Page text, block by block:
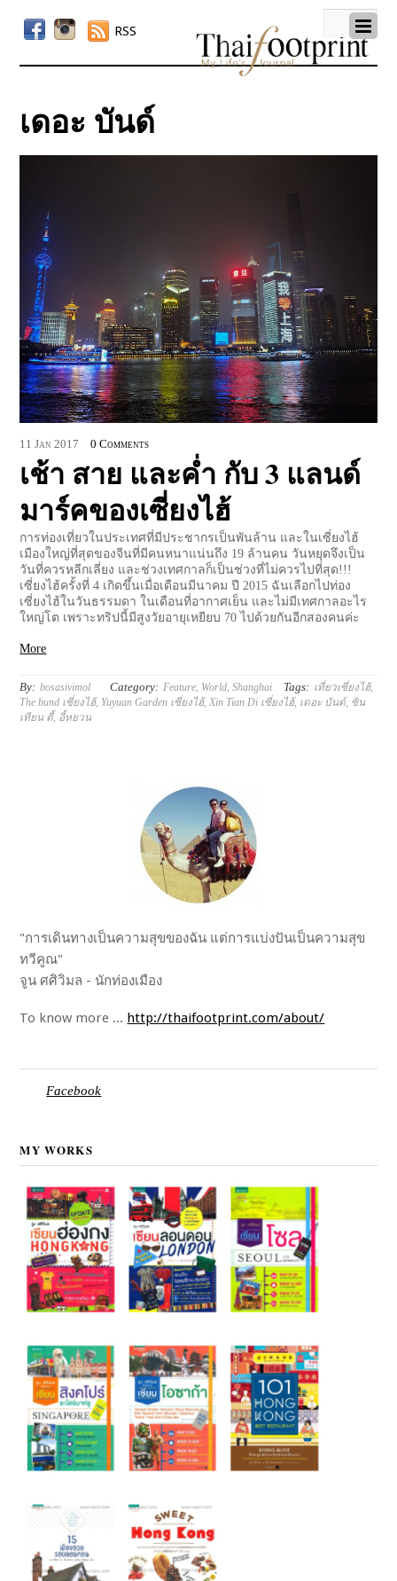
RSS
เดอะ บันด์
11 Jan 2017 0 Comments
เช้า สาย และค่ำ กับ 3 แลนด์
มาร์คของเซี่ยงไฮ้
การท่องเที่ยวในประเทศที่มีประชากรเป็นพันล้าน และในเซี่ยงไฮ้
เมืองใหญ่ที่สุดของจีนที่มีคนหนาแน่นถึง 19 ล้านคน วันหยุดจึงเป็น
วันที่ควรหลีกเลี่ยง และช่วงเทศกาลก็เป็นช่วงที่ไม่ควรไปที่สุด!!!
เซี่ยงไฮ้ครั้งที่ 4 เกิดขึ้นเมื่อเดือนมีนาคม ปี 2015 ฉันเลือกไปท่อง
เซี่ยงไฮ้ในวันธรรมดา ในเดือนที่อากาศเย็น และไม่มีเทศกาลอะไร
ใหญ่โต เพราะทริปนี้มีสูงวัยอายุเหยียบ 70 ไปด้วยกันอีกสองคนค่ะ
More
By: bosasivimol Category: Feature World ,Shanghai Tags: เที่ยวเซี่ยงไฮ้,
The bund เซี่ยงไฮ้, Yuyuan Garden เซี่ยงไฮ้, Xin Tian Di เซี่ยงไฮ้, เดอะ บันด์, ซิน
เทียน ตี้, อี้หยวน
"การเดินทางเป็นความสุขของฉัน แต่การแบ่งปันเป็นความสุข
ทวีคูณ"
จูน ศศิวิมล - นักท่องเมือง
To know more ... http://thaifootprint.com/about/
Facebook
MY WORKS